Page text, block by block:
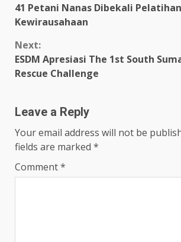
Reading
41 Petani Nanas Dibekali Pelatihan
Kewirausahaan
Next:
ESDM Apresiasi The 1st South
Rescue Challenge
Leave a Reply
Your email address will not be
fields are marked *
Comment*